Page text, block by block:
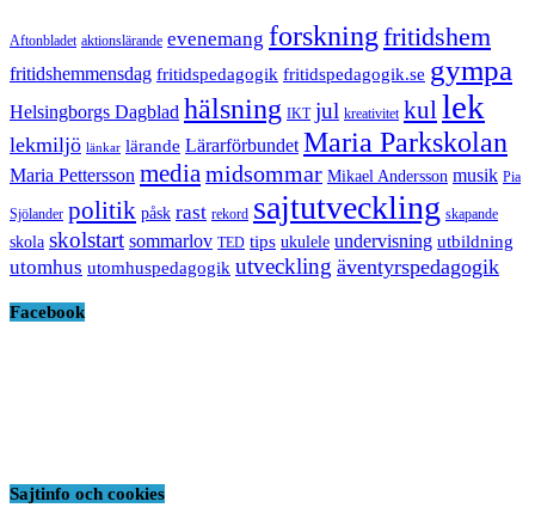
Aftonbladet aktionslärande evenemang forskningfritidshem
fritidshemmensdag fritidspedagogik fritidspedagogik.se gympa
Helsingborgs Dagblad hälsning IKT jul kreativitet kul lek
lekmiljö länkar lärande Lärarförbundet Maria Parkskolan
Maria Pettersson mediamidsommar Mikael Andersson musik Pia
Sjölander politik påsk rast rekord sajtutveckling skapande
skola skolstart sommarlov TED tips ukulele undervisning utbildning
utomhus utomhuspedagogik utveckling äventyrspedagogik
Facebook
Sajtinfo och cookies